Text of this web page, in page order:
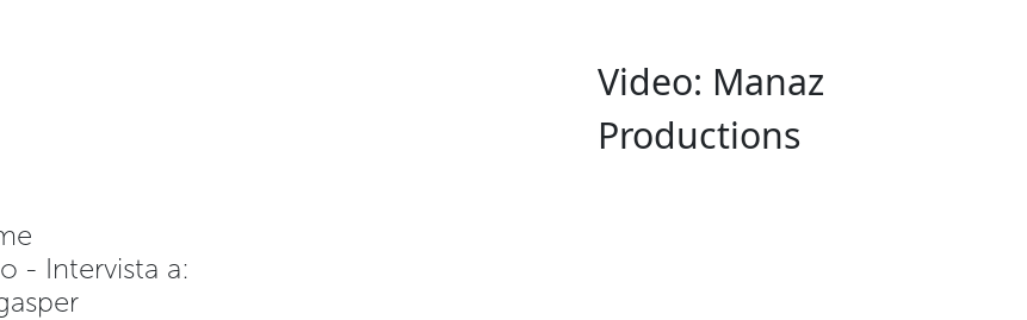
Video: Manaz
Productions
- Intervista a: